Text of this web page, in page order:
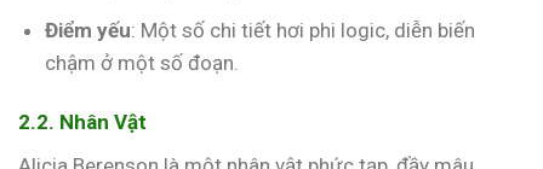
Điểm yếu: Một số chi tiết hơi phi logic, diễn biến
chậm ở một số đoạn.
2.2. Nhân Vật